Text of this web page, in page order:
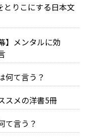
りこにする日本文
】メンタルに効
何て言う？
スメの洋書5冊
て言う？